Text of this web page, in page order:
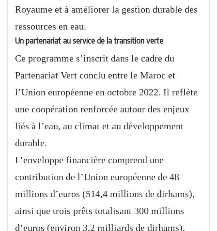
Royaume et à améliorer la gestion durable des
ressources en eau.
Un partenariat au service de la transition verte
Ce programme s’inscrit dans le cadre du
Partenariat Vert conclu entre le Maroc et
l’Union européenne en octobre 2022. Il reflète
une coopération renforcée autour des enjeux
liés à l’eau, au climat et au développement
durable.
L’enveloppe financière comprend une
contribution de l’Union européenne de 48
millions d’euros (514,4 millions de dirhams),
ainsi que trois prêts totalisant 300 millions
d’euros (environ 3,2 milliards de dirhams).